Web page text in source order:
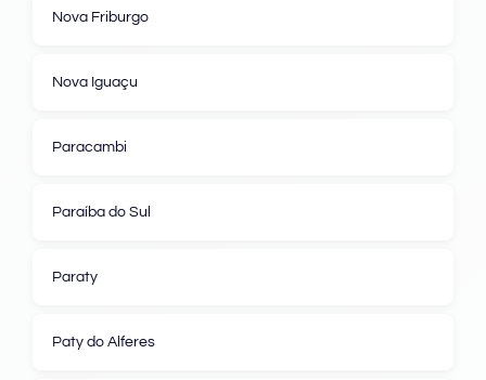
Nova Friburgo
Nova Iguaçu
Paracambi
Paraíba do Sul
Paraty
Paty do Alferes